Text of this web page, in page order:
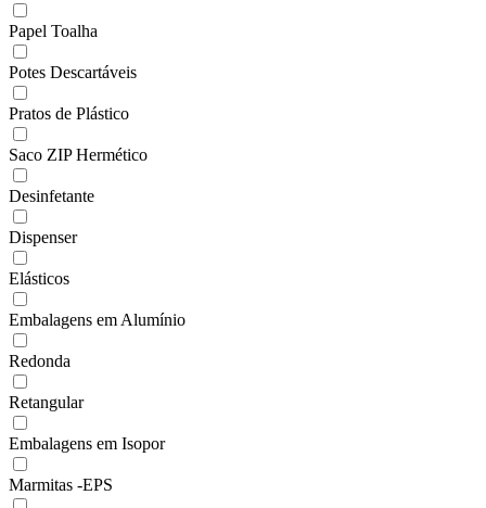
Papel Toalha
Potes Descartáveis
Pratos de Plástico
Saco ZIP Hermético
Desinfetante
Dispenser
Elásticos
Embalagens em Alumínio
Redonda
Retangular
Embalagens em Isopor
Marmitas -EPS